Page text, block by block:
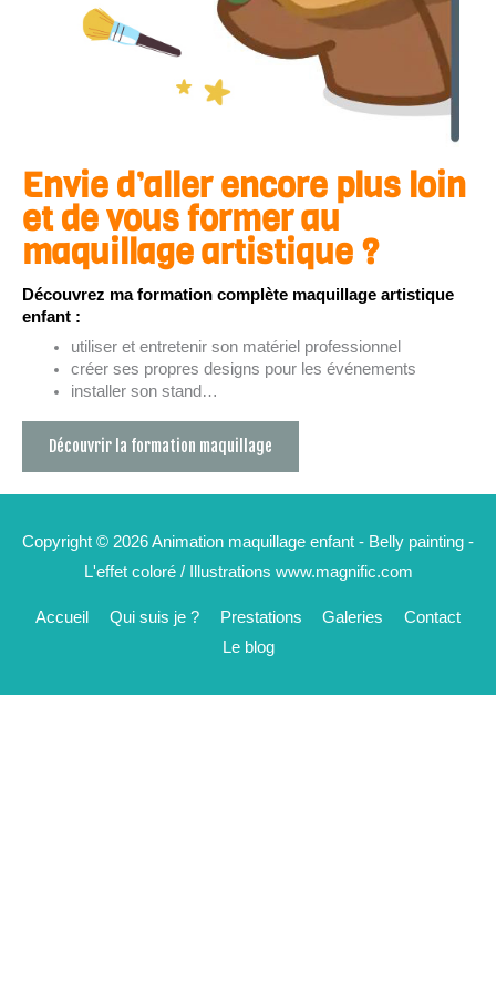
Envie d’aller encore plus loin
et de vous former au
maquillage artistique ?
Découvrez maformation complète maquillage artistique
enfant :
utiliser et entretenir son matériel professionnel
créer ses propres designs pour les événements
installer son stand…
Découvrir la formation maquillage
Copyright © 2026Animation maquillage enfant - Belly painting -
L'effet coloré/ Illustrations www.magnific.com
Accueil Qui suis je ? Prestations Galeries
Contact
Le blog